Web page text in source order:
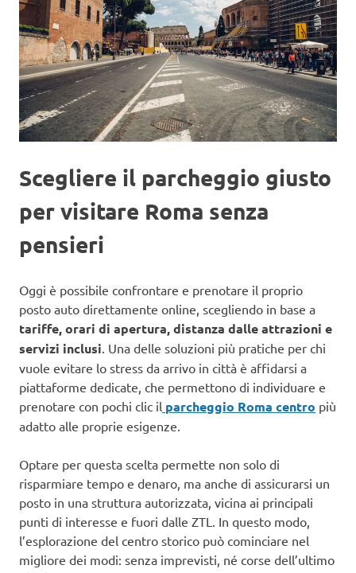
Scegliere il parcheggio giusto
per visitare Roma senza
pensieri
Oggi è possibile confrontare e prenotare il proprio
posto auto direttamente online, scegliendo in base a
tariffe, orari di apertura, distanza dalle attrazioni e
servizi inclusi. Una delle soluzioni più pratiche per chi
vuole evitare lo stress da arrivo in città è affidarsi a
piattaforme dedicate, che permettono di individuare e
prenotare con pochi clic il parcheggio Roma centro più
adatto alle proprie esigenze.
Optare per questa scelta permette non solo di
risparmiare tempo e denaro, ma anche di assicurarsi un
posto in una struttura autorizzata, vicina ai principali
punti di interesse e fuori dalle ZTL. In questo modo,
l’esplorazione del centro storico può cominciare nel
migliore dei modi: senza imprevisti, né corse dell’ultimo